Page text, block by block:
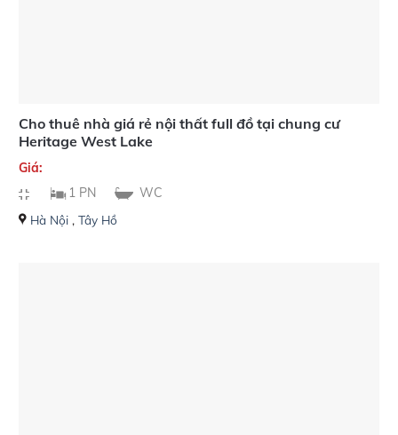
Cho thuê nhà giá rẻ nội thất full đồ tại chung cư
Heritage West Lake
Giá:
1 PN
WC
Hà Nội, Tây Hồ